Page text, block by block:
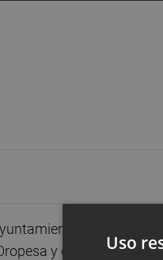
de
y que condiciona
Uso